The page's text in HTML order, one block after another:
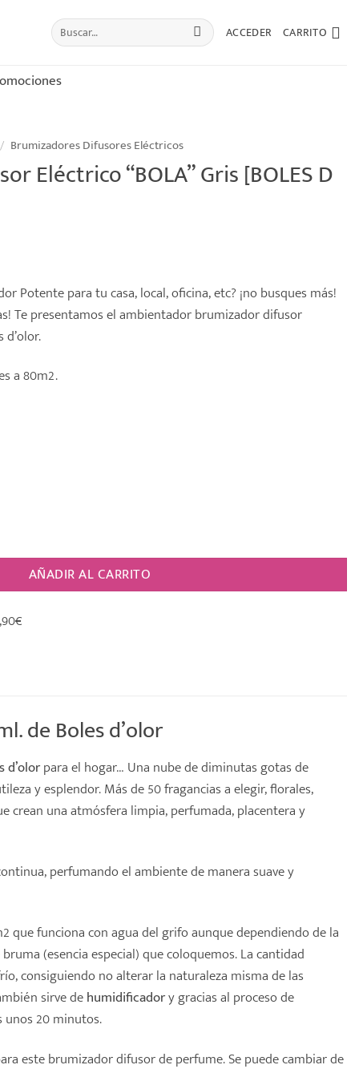
Buscar
por:
ACCEDER CARRITO
/ Brumizadores Difusores Eléctricos
Eléctrico “BOLA” Gris [BOLES D
Potente para tu casa, local, oficina, etc? ¡no busques más!
Te presentamos el ambientador brumizador difusor
a 80m2.
Gris [BOLES D´OLOR] cantidad
AÑADIR AL CARRITO
de Boles d’olor
d’olorpara el hogar… Una nube de diminutas gotas de
y esplendor. Más de 50 fragancias a elegir, florales,
crean una atmósfera limpia, perfumada, placentera y
perfumando el ambiente de manera suave y
que funciona con agua del grifo aunque dependiendo de la
(esencia especial) que coloquemos. La cantidad
consiguiendo no alterar la naturaleza misma de las
sirve dehumidificadory gracias al proceso de
unos 20 minutos.
este brumizador difusor de perfume. Se puede cambiar de